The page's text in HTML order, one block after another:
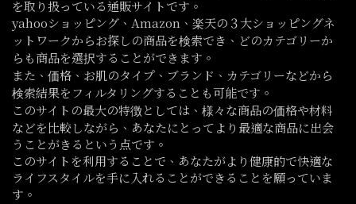
を取り扱っている通販サイトです。
yahooショッピング、Amazon、楽天の３大ショッピングネ
ットワークからお探しの商品を検索でき、どのカテゴリーか
らも商品を選択することができます。
また、価格、お肌のタイプ、ブランド、カテゴリーなどから
検索結果をフィルタリングすることも可能です。
このサイトの最大の特徴としては、様々な商品の価格や材料
などを比較しながら、あなたにとってより最適な商品に出会
うことがきるという点です。
このサイトを利用することで、あなたがより健康的で快適な
ライフスタイルを手に入れることができることを願っていま
す。